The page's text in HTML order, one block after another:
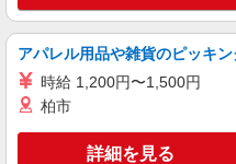
パイプの加
時給1200
実働残業代込
群馬県邑
キープ
アパレル用品や雑貨のピッキ
時給 1,200円〜1,500円
柏市
詳細を見る